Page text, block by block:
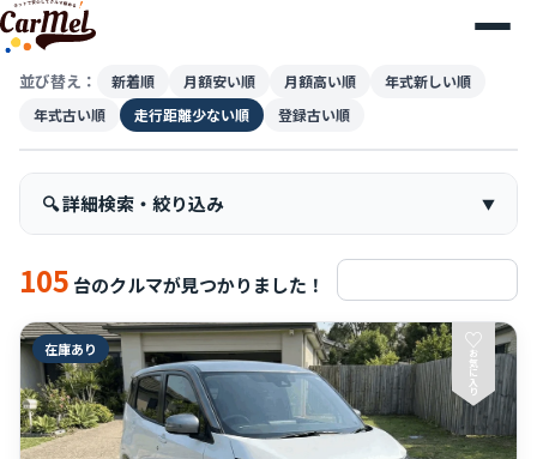
並び替え： 新着順 月額安い順 月額高い順
年式新しい順
年式古い順
走行距離少ない順 登録古い順
🔍 詳細検索・絞り込み
105 台のクルマが見つかりました！
在庫あり ♡
お
気
に
入
り